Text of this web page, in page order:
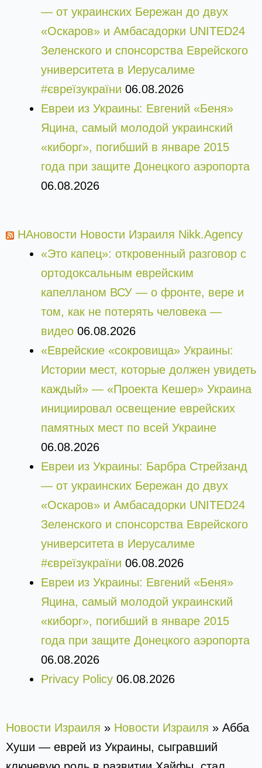
— от украинских Бережан до двух
«Оскаров» и Амбасадорки UNITED24
Зеленского и спонсорства Еврейского
университета в Иерусалиме
#євреїзукраїни 06.08.2026
Евреи из Украины: Евгений «Беня»
Яцина, самый молодой украинский
«киборг», погибший в январе 2015
года при защите Донецкого аэропорта
06.08.2026
НАновости Новости Израиля Nikk.Agency
«Это капец»: откровенный разговор с
ортодоксальным еврейским
капелланом ВСУ — о фронте, вере и
том, как не потерять человека —
видео 06.08.2026
«Еврейские «сокровища» Украины:
Истории мест, которые должен увидеть
каждый» — «Проекта Кешер» Украина
инициировал освещение еврейских
памятных мест по всей Украине
06.08.2026
Евреи из Украины: Барбра Стрейзанд
— от украинских Бережан до двух
«Оскаров» и Амбасадорки UNITED24
Зеленского и спонсорства Еврейского
университета в Иерусалиме
#євреїзукраїни 06.08.2026
Евреи из Украины: Евгений «Беня»
Яцина, самый молодой украинский
«киборг», погибший в январе 2015
года при защите Донецкого аэропорта
06.08.2026
Privacy Policy 06.08.2026
Новости Израиля » Новости Израиля » Абба
Хуши — еврей из Украины, сыгравший